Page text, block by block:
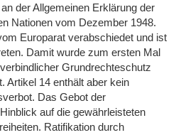
der Allgemeinen Erklärung der
Nationen vom Dezember 1948.
Europarat verabschiedet und ist
Damit wurde zum ersten Mal
Grundrechteschutz
Artikel 14 enthält aber kein
Das Gebot der
auf die gewährleisteten
Ratifikation durch